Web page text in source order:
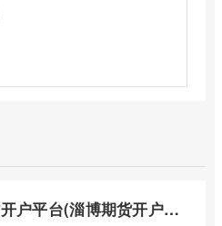
淄博期货开户平台(淄博期货开户平台有哪些)